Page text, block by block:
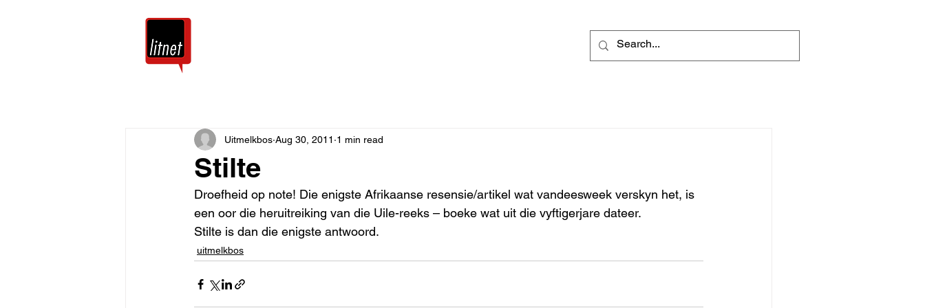
Stilte
Uitmelkbos Aug 30, 2011 1 min read
Droefheid op note! Die enigste Afrikaanse resensie/artikel wat vandeesweek verskyn het, is
een oor die heruitreiking van die Uile-reeks – boeke wat uit die vyftigerjare dateer.
Stilte is dan die enigste antwoord.
uitmelkbos